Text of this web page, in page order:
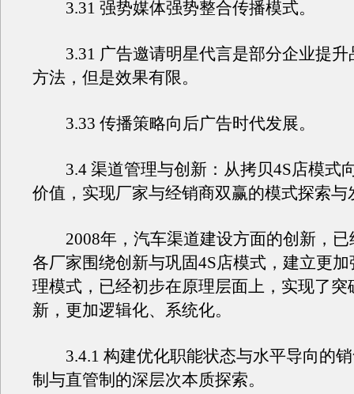
3.31 强势媒体强势整合传播模式。
3.31 广告邀请明星代言是部分企业提升
方法，但是效果有限。
3.33 传播策略向后广告时代发展。
3.4 渠道管理与创新：从拷贝4S店模式
价值，实现厂家与经销商双赢的模式探索与
2008年，汽车渠道建设方面的创新，已
各厂家围绕创新与巩固4S店模式，建立更
理模式，已经初步在原理层面上，实现了突
新，更加逻辑化、系统化。
3.4.1 构建优化职能状态与水平导向的销
制与直管制的深层次本质探索。